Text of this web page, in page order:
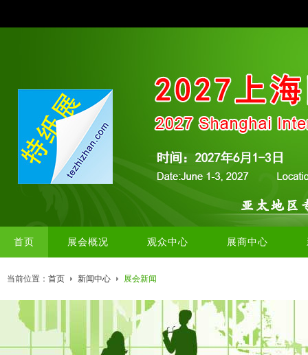
首页 展会概况 观众中心 展商中心
当前位置： 首页 新闻中心 展会新闻